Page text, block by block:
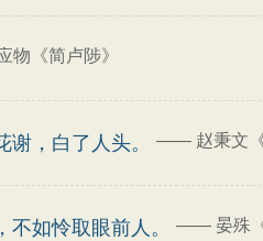
物《简卢陟》
，白了人头。 —— 赵秉文
如怜取眼前人。 —— 晏殊